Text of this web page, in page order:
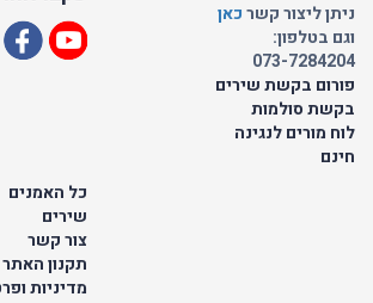
ניתן ליצור קשרכאן
וגם בטלפון:
073-7284204
פורום בקשת שירים
בקשת סולמות
לוח מורים לנגינה
חינם
כל האמנים
שירים
צור קשר
תקנון האתר
מדיניות